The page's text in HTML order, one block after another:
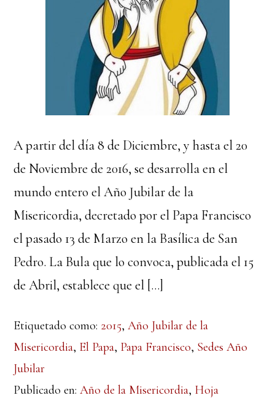
A partir del día 8 de Diciembre, y hasta el 20
de Noviembre de 2016, se desarrolla en el
mundo entero el Año Jubilar de la
Misericordia, decretado por el Papa Francisco
el pasado 13 de Marzo en la Basílica de San
Pedro. La Bula que lo convoca, publicada el 15
de Abril, establece que el […]
Etiquetado como: 2015,Año Jubilar de la
Misericordia, El Papa, Papa Francisco, Sedes Año
Jubilar
Publicado en:Año de la Misericordia, Hoja